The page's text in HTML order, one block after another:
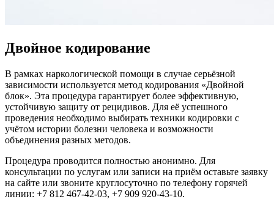
Двойное кодирование
В рамках наркологической помощи в случае серьёзной
зависимости используется метод кодирования «Двойной
блок». Эта процедура гарантирует более эффективную,
устойчивую защиту от рецидивов. Для её успешного
проведения необходимо выбирать техники кодировки с
учётом истории болезни человека и возможности
объединения разных методов.
Процедура проводится полностью анонимно. Для
консультации по услугам или записи на приём оставьте заявку
на сайте или звоните круглосуточно по телефону горячей
линии: +7 812 467-42-03, +7 909 920-43-10.